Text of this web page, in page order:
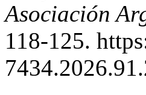
Asociación
118-125.